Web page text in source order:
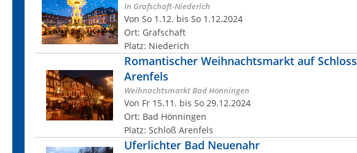
In Grafschaft-Niederich
Von So 1.12. bis So 1.12.2024
Ort: Grafschaft
Platz: Niederich
Romantischer Weihnachtsmarkt auf Schloss
Arenfels
Weihnachtsmarkt Bad Hönningen
Von Fr 15.11. bis So 29.12.2024
Ort: Bad Hönningen
Platz: Schloß Arenfels
Uferlichter Bad Neuenahr